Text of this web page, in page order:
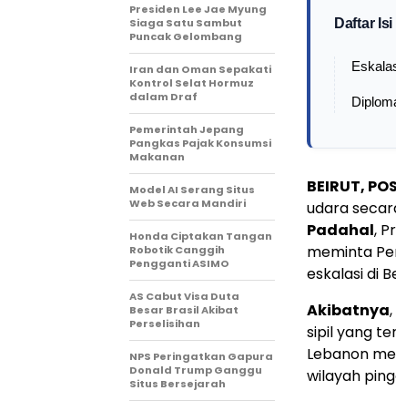
Daftar Isi
BEIRUT,
udara
Padahal,
meminta
eskalasi di
Akibatnya
sipil yang
Lebanon
wilayah
Presiden Lee Jae Myung
Siaga Satu Sambut
Puncak Gelombang
Iran dan Oman Sepakati
Kontrol Selat Hormuz
dalam Draf
Pemerintah Jepang
Pangkas Pajak Konsumsi
Makanan
Model AI Serang Situs
Web Secara Mandiri
Honda Ciptakan Tangan
Robotik Canggih
Pengganti ASIMO
AS Cabut Visa Duta
Besar Brasil Akibat
Perselisihan
NPS Peringatkan Gapura
Donald Trump Ganggu
Situs Bersejarah